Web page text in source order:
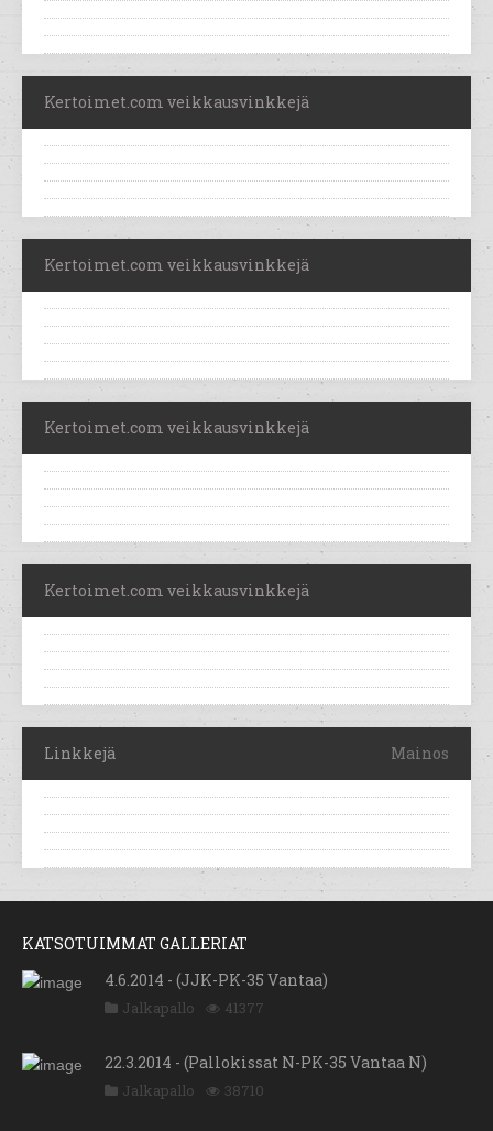
Kertoimet.com veikkausvinkkejä
Kertoimet.com veikkausvinkkejä
Kertoimet.com veikkausvinkkejä
Kertoimet.com veikkausvinkkejä
Linkkejä Mainos
KATSOTUIMMAT GALLERIAT
4.6.2014 - (JJK-PK-35 Vantaa)
Jalkapallo 41377
22.3.2014 - (Pallokissat N-PK-35 Vantaa N)
Jalkapallo 38710